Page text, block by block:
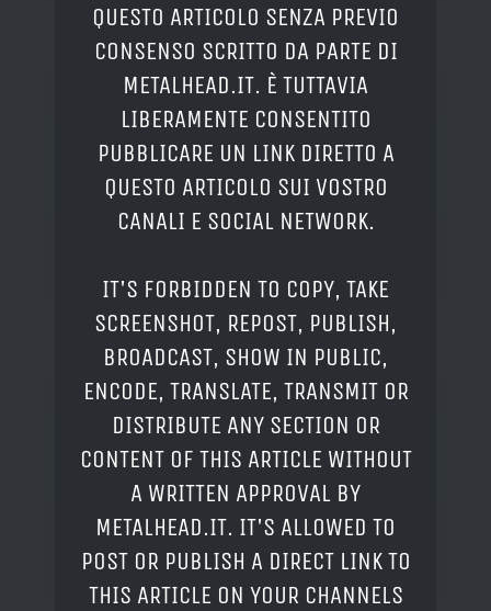
QUESTO ARTICOLO SENZA PREVIO
CONSENSO SCRITTO DA PARTE DI
METALHEAD.IT. È TUTTAVIA
LIBERAMENTE CONSENTITO
PUBBLICARE UN LINK DIRETTO A
QUESTO ARTICOLO SUI VOSTRO
CANALI E SOCIAL NETWORK.
IT'S FORBIDDEN TO COPY, TAKE
SCREENSHOT, REPOST, PUBLISH,
BROADCAST, SHOW IN PUBLIC,
ENCODE, TRANSLATE, TRANSMIT OR
DISTRIBUTE ANY SECTION OR
CONTENT OF THIS ARTICLE WITHOUT
A WRITTEN APPROVAL BY
METALHEAD.IT. IT'S ALLOWED TO
POST OR PUBLISH A DIRECT LINK TO
THIS ARTICLE ON YOUR CHANNELS